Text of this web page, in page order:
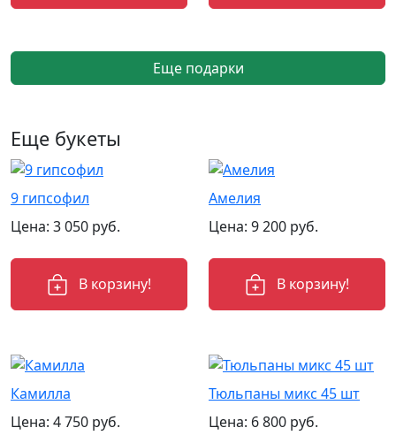
Еще подарки
Еще букеты
9 гипсофил
Цена: 3 050 руб.
В корзину!
Амелия
Цена: 9 200 руб.
В корзину!
Камилла
Цена: 4 750 руб.
Тюльпаны микс 45 шт
Цена: 6 800 руб.